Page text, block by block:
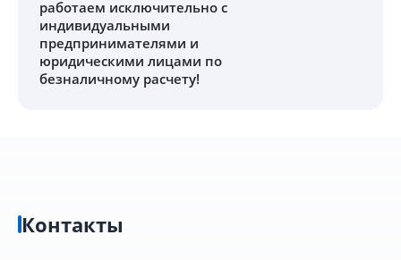
работаем исключительно с
индивидуальными
предпринимателями и
юридическими лицами по
безналичному расчету!
Контакты